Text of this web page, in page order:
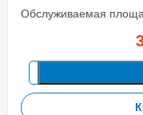
Обслуживаемая